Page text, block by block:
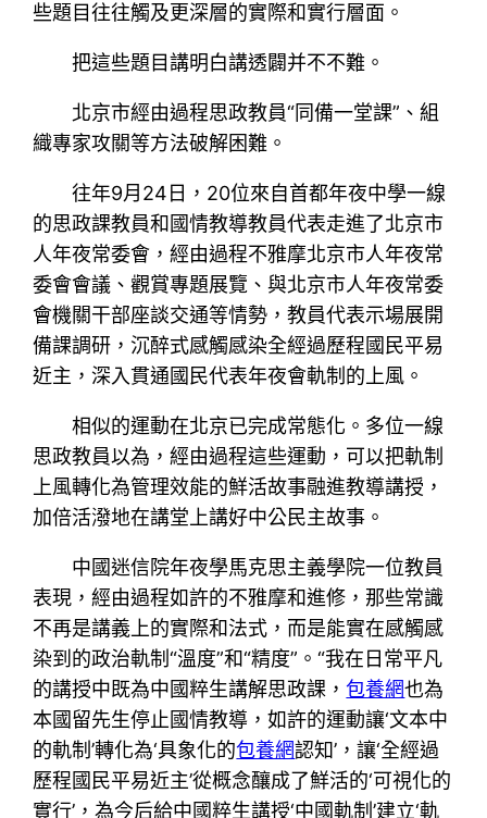
些題目往往觸及更深層的實際和實行層面。
把這些題目講明白講透闢并不不難。
北京市經由過程思政教員“同備一堂課”、組
織專家攻關等方法破解困難。
往年9月24日，20位來自首都年夜中學一線
的思政課教員和國情教導教員代表走進了北京市
人年夜常委會，經由過程不雅摩北京市人年夜常
委會會議、觀賞專題展覽、與北京市人年夜常委
會機關干部座談交通等情勢，教員代表示場展開
備課調研，沉醉式感觸感染全經過歷程國民平易
近主，深入貫通國民代表年夜會軌制的上風。
相似的運動在北京已完成常態化。多位一線
思政教員以為，經由過程這些運動，可以把軌制
上風轉化為管理效能的鮮活故事融進教導講授，
加倍活潑地在講堂上講好中公民主故事。
中國迷信院年夜學馬克思主義學院一位教員
表現，經由過程如許的不雅摩和進修，那些常識
不再是講義上的實際和法式，而是能實在感觸感
染到的政治軌制“溫度”和“精度”。“我在日常平凡
的講授中既為中國粹生講解思政課，包養網也為
本國留先生停止國情教導，如許的運動讓‘文本中
的軌制’轉化為‘具象化的包養網認知’，讓‘全經過
歷程國民平易近主’從概念釀成了鮮活的‘可視化的
實行’，為今后給中國粹生講授‘中國軌制’建立‘軌